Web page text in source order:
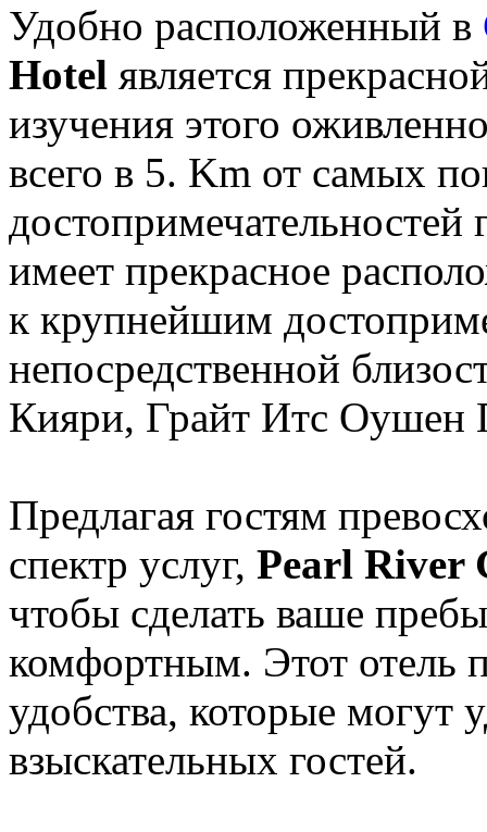
Удобно расположенный в
Hotel является
изучения этого
всего в 5. Km от самых
достопримечательностей
имеет прекрасное
к крупнейшим
непосредственной
Кияри, Грайт Итс Оушен
Предлагая гостям
спектр услуг, Pearl River
чтобы сделать ваше
комфортным. Этот отель
удобства, которые могут
взыскательных гостей.